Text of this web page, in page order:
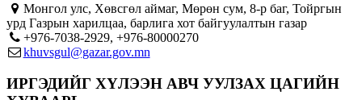
Монгол улс, Хөвсгөл аймаг, Мөрөн сум, 8-р баг, Тойргын
урд Газрын харилцаа, барлига хот байгуулалтын газар
+976-7038-2929, +976-80000270
khuvsgul@gazar.gov.mn
ИРГЭДИЙГ ХҮЛЭЭН АВЧ УУЛЗАХ ЦАГИЙН